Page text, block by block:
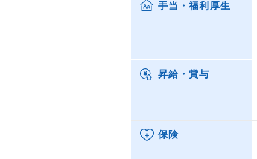
手当・福利厚生
昇給・賞与
保険